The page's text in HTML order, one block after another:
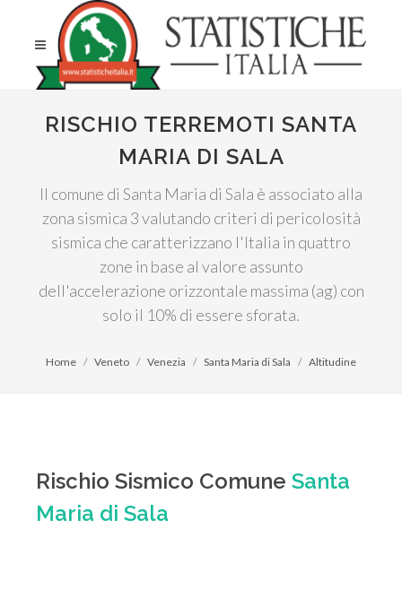
RISCHIO TERREMOTI SANTA
MARIA DI SALA
Il comune di Santa Maria di Sala è associato alla
zona sismica 3 valutando criteri di pericolosità
sismica che caratterizzano l'Italia in quattro
zone in base al valore assunto
dell'accelerazione orizzontale massima (ag) con
solo il 10% di essere sforata.
Home Veneto Venezia Santa Maria di Sala Altitudine
Rischio Sismico Comune Santa
Maria di Sala